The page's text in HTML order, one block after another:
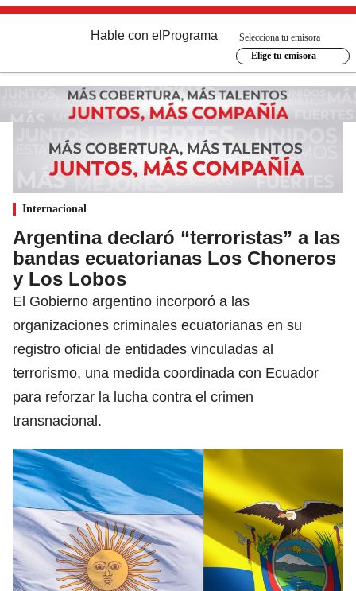
Hable con el Programa
Selecciona tu emisora
Elige tu emisora
Internacional
Argentina declaró “terroristas” a las
bandas ecuatorianas Los Choneros
y Los Lobos
El Gobierno argentino incorporó a las
organizaciones criminales ecuatorianas en su
registro oficial de entidades vinculadas al
terrorismo, una medida coordinada con Ecuador
para reforzar la lucha contra el crimen
transnacional.